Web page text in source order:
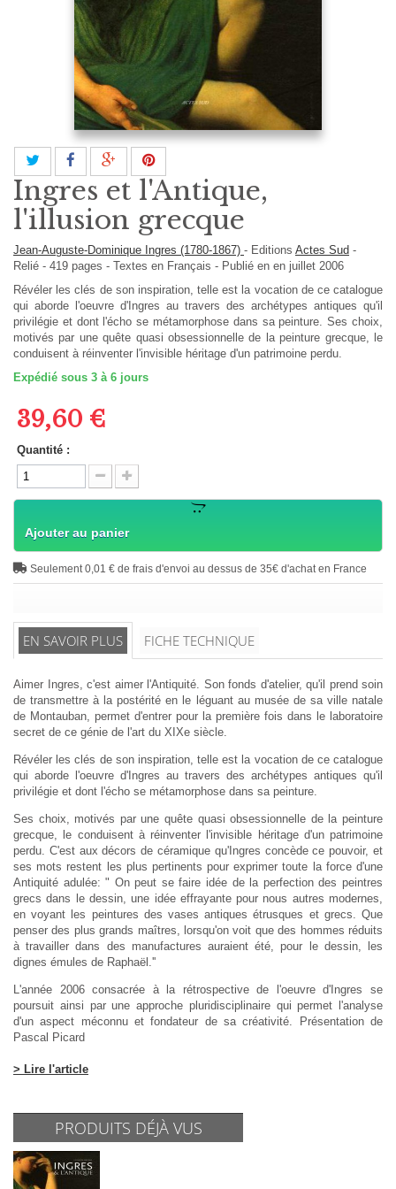
Ingres et l'Antique,
l'illusion grecque
Jean-Auguste-Dominique Ingres (1780-1867) - Editions Actes Sud -
Relié - 419 pages - Textes en Français - Publié en en juillet 2006
Révéler les clés de son inspiration, telle est la vocation de ce catalogue
qui aborde l'oeuvre d'Ingres au travers des archétypes antiques qu'il
privilégie et dont l'écho se métamorphose dans sa peinture. Ses choix,
motivés par une quête quasi obsessionnelle de la peinture grecque, le
conduisent à réinventer l'invisible héritage d'un patrimoine perdu.
Expédié sous 3 à 6 jours
39,60 €
Quantité :
Ajouter au panier
Seulement 0,01 € de frais d'envoi au dessus de 35€ d'achat en France
EN SAVOIR PLUS FICHE TECHNIQUE
Aimer Ingres, c'est aimer l'Antiquité. Son fonds d'atelier, qu'il prend soin
de transmettre à la postérité en le léguant au musée de sa ville natale
de Montauban, permet d'entrer pour la première fois dans le laboratoire
secret de ce génie de l'art du XIXe siècle.
Révéler les clés de son inspiration, telle est la vocation de ce catalogue
qui aborde l'oeuvre d'Ingres au travers des archétypes antiques qu'il
privilégie et dont l'écho se métamorphose dans sa peinture.
Ses choix, motivés par une quête quasi obsessionnelle de la peinture
grecque, le conduisent à réinventer l'invisible héritage d'un patrimoine
perdu. C'est aux décors de céramique qu'Ingres concède ce pouvoir, et
ses mots restent les plus pertinents pour exprimer toute la force d'une
Antiquité adulée: " On peut se faire idée de la perfection des peintres
grecs dans le dessin, une idée effrayante pour nous autres modernes,
en voyant les peintures des vases antiques étrusques et grecs. Que
penser des plus grands maîtres, lorsqu'on voit que des hommes réduits
à travailler dans des manufactures auraient été, pour le dessin, les
dignes émules de Raphaël.''
L'année 2006 consacrée à la rétrospective de l'oeuvre d'Ingres se
poursuit ainsi par une approche pluridisciplinaire qui permet l'analyse
d'un aspect méconnu et fondateur de sa créativité. Présentation de
Pascal Picard
> Lire l'article
PRODUITS DÉJÀ VUS